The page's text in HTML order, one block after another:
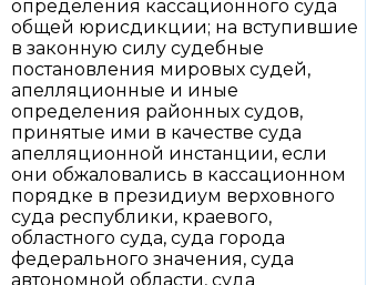
определения кассационного суда
общей юрисдикции; на вступившие
в законную силу судебные
постановления мировых судей,
апелляционные и иные
определения районных судов,
принятые ими в качестве суда
апелляционной инстанции, если
они обжаловались в кассационном
порядке в президиум верховного
суда республики, краевого,
областного суда, суда города
федерального значения, суда
автономной области, суда